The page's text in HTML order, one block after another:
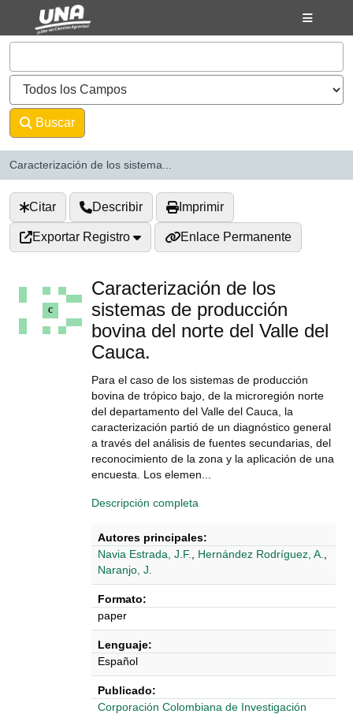
Saltar al contenido
VuFind
Buscar
Caracterización de los sistema...
Citar Describir Imprimir
Exportar Registro Enlace Permanente
Caracterización de los
sistemas de producción
bovina del norte del Valle del
Cauca.
Para el caso de los sistemas de producción
bovina de trópico bajo, de la microregión norte
del departamento del Valle del Cauca, la
caracterización partió de un diagnóstico general
a través del análisis de fuentes secundarias, del
reconocimiento de la zona y la aplicación de una
encuesta. Los elemen...
Descripción completa
Autores principales:
Navia Estrada, J.F.
Hernández Rodríguez, A.
Naranjo, J.
Formato:
paper
Lenguaje:
Español
Publicado:
Corporación Colombiana de Investigación